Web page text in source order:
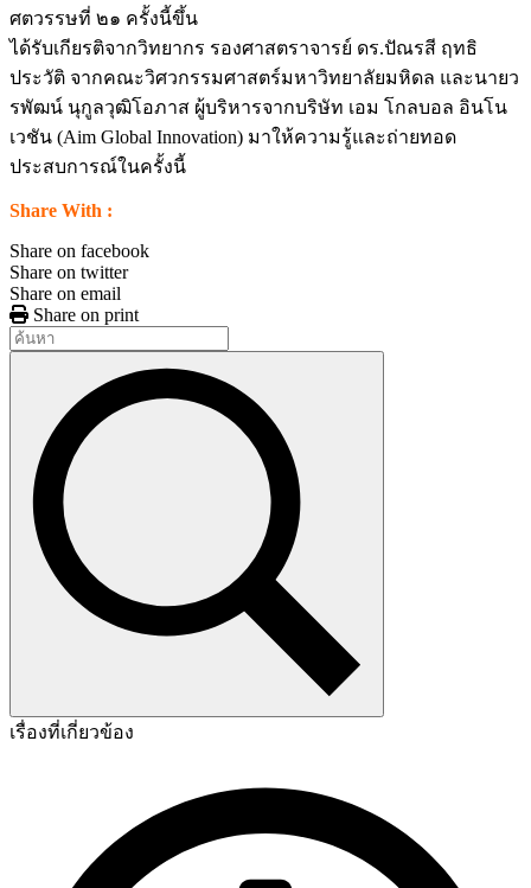
ศตวรรษที่ ๒๑ ครั้งนี้ขึ้น
ได้รับเกียรติจากวิทยากร รองศาสตราจารย์ ดร.ปัณรสี ฤทธิ
ประวัติ จากคณะวิศวกรรมศาสตร์มหาวิทยาลัยมหิดล และนายว
รพัฒน์ นุกูลวุฒิโอภาส ผู้บริหารจากบริษัท เอม โกลบอล อินโน
เวชัน (Aim Global Innovation) มาให้ความรู้และถ่ายทอด
ประสบการณ์ในครั้งนี้
Share With :
Share on facebook
Share on twitter
Share on email
Share on print
เรื่องที่เกี่ยวข้อง